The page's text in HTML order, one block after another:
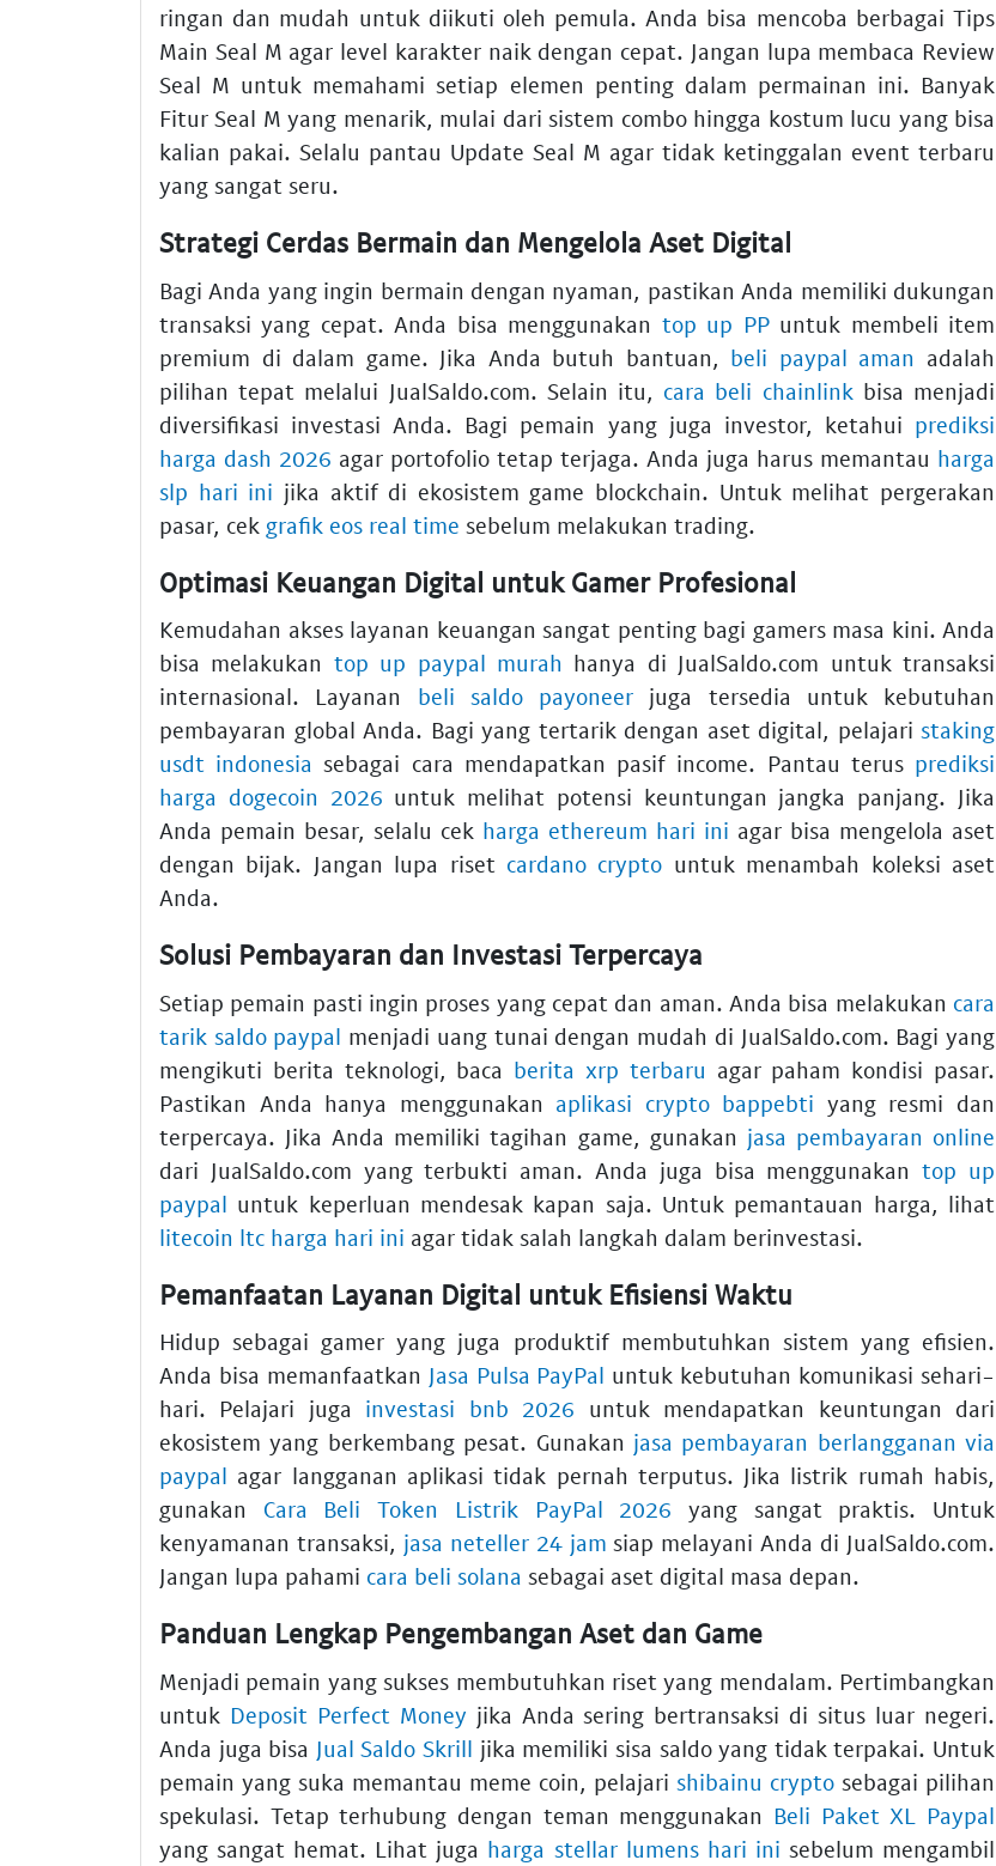
ringan dan mudah untuk diikuti oleh pemula. Anda bisa mencoba berbagai Tips
Main Seal M agar level karakter naik dengan cepat. Jangan lupa membaca Review
Seal M untuk memahami setiap elemen penting dalam permainan ini. Banyak
Fitur Seal M yang menarik, mulai dari sistem combo hingga kostum lucu yang bisa
kalian pakai. Selalu pantau Update Seal M agar tidak ketinggalan event terbaru
yang sangat seru.
Strategi Cerdas Bermain dan Mengelola Aset Digital
Bagi Anda yang ingin bermain dengan nyaman, pastikan Anda memiliki dukungan
transaksi yang cepat. Anda bisa menggunakan top up PPuntuk membeli item
premium di dalam game. Jika Anda butuh bantuan, beli paypal aman adalah
pilihan tepat melalui JualSaldo.com. Selain itu, cara beli chainlinkbisa menjadi
diversifikasi investasi Anda. Bagi pemain yang juga investor, ketahui prediksi
harga dash 2026 agar portofolio tetap terjaga. Anda juga harus memantau harga
slp hari ini jika aktif di ekosistem game blockchain. Untuk melihat pergerakan
pasar, cek grafik eos real time sebelum melakukan trading.
Optimasi Keuangan Digital untuk Gamer Profesional
Kemudahan akses layanan keuangan sangat penting bagi gamers masa kini. Anda
bisa melakukan top up paypal murah hanya di JualSaldo.com untuk transaksi
internasional. Layanan beli saldo payoneer juga tersedia untuk kebutuhan
pembayaran global Anda. Bagi yang tertarik dengan aset digital, pelajari staking
usdt indonesia sebagai cara mendapatkan pasif income. Pantau terus prediksi
harga dogecoin 2026 untuk melihat potensi keuntungan jangka panjang. Jika
Anda pemain besar, selalu cek harga ethereum hari ini agar bisa mengelola aset
dengan bijak. Jangan lupa riset cardano crypto untuk menambah koleksi aset
Anda.
Solusi Pembayaran dan Investasi Terpercaya
Setiap pemain pasti ingin proses yang cepat dan aman. Anda bisa melakukan cara
tarik saldo paypal menjadi uang tunai dengan mudah di JualSaldo.com. Bagi yang
mengikuti berita teknologi, baca berita xrp terbaru agar paham kondisi pasar.
Pastikan Anda hanya menggunakan aplikasi crypto bappebti yang resmi dan
terpercaya. Jika Anda memiliki tagihan game, gunakan jasa pembayaran online
dari JualSaldo.com yang terbukti aman. Anda juga bisa menggunakantop up
paypal untuk keperluan mendesak kapan saja. Untuk pemantauan harga, lihat
litecoin ltc harga hari ini agar tidak salah langkah dalam berinvestasi.
Pemanfaatan Layanan Digital untuk Efisiensi Waktu
Hidup sebagai gamer yang juga produktif membutuhkan sistem yang efisien.
Anda bisa memanfaatkan Jasa Pulsa PayPal untuk kebutuhan komunikasi sehari-
hari. Pelajari juga investasi bnb 2026 untuk mendapatkan keuntungan dari
ekosistem yang berkembang pesat. Gunakan jasa pembayaran berlangganan via
paypal agar langganan aplikasi tidak pernah terputus. Jika listrik rumah habis,
gunakan Cara Beli Token Listrik PayPal 2026 yang sangat praktis. Untuk
kenyamanan transaksi, jasa neteller 24 jam siap melayani Anda di JualSaldo.com.
Jangan lupa pahami cara beli solana sebagai aset digital masa depan.
Panduan Lengkap Pengembangan Aset dan Game
Menjadi pemain yang sukses membutuhkan riset yang mendalam. Pertimbangkan
untuk Deposit Perfect Money jika Anda sering bertransaksi di situs luar negeri.
Anda juga bisa Jual Saldo Skrill jika memiliki sisa saldo yang tidak terpakai. Untuk
pemain yang suka memantau meme coin, pelajari shibainu crypto sebagai pilihan
spekulasi. Tetap terhubung dengan teman menggunakan Beli Paket XL Paypal
yang sangat hemat. Lihat juga harga stellar lumens hari ini sebelum mengambil